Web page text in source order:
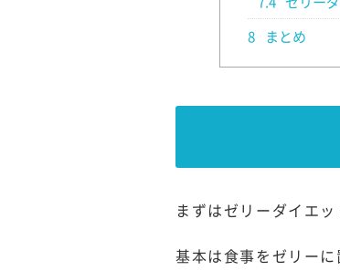
8 まとめ
まずはゼリーダイエ
基本は食事をゼリーに